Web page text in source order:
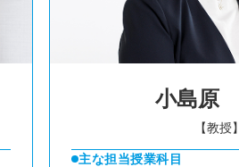
小島原
【教授】
主な担当授業科目